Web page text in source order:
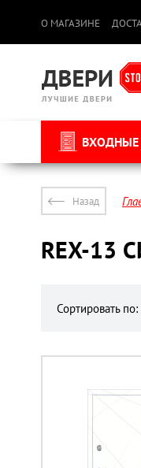
О МАГАЗИНЕ
ВХОДНЫЕ
Назад
REX-13
Сортировать по: